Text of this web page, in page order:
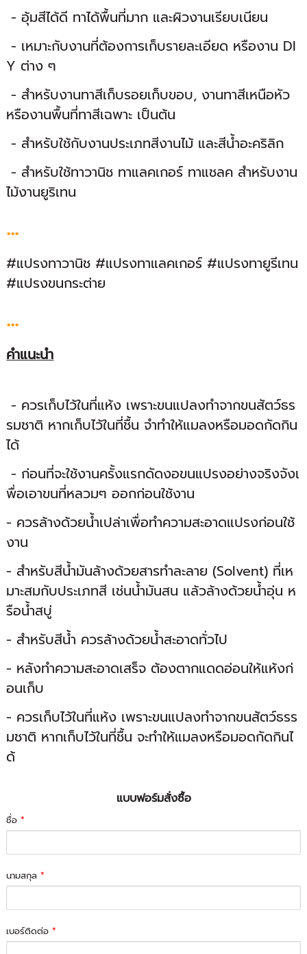
- อุ้มสีได้ดี ทาได้พื้นที่มาก และผิวงานเรียบเนียน
- เหมาะกับงานที่ต้องการเก็บรายละเอียด หรืองาน DI
Y ต่าง ๆ
- สำหรับงานทาสีเก็บรอยเก็บขอบ, งานทาสีเหนือหัว
หรืองานพื้นที่ทาสีเฉพาะ เป็นต้น
- สำหรับใช้กับงานประเภทสีงานไม้ และสีน้ำอะคริลิก
- สำหรับใช้ทาวานิช ทาแลคเกอร์ ทาแชลค สำหรับงาน
ไม้งานยูริเทน
...
#แปรงทาวานิช #แปรงทาแลคเกอร์ #แปรงทายูรีเทน
#แปรงขนกระต่าย
...
คำแนะนำ
- ควรเก็บไว้ในที่แห้ง เพราะขนแปลงทำจากขนสัตว์ธร
รมชาติ หากเก็บไว้ในที่ชื้น จำทำให้แมลงหรือมอดกัดกิน
ได้
- ก่อนที่จะใช้งานครั้งแรกดัดงอขนแปรงอย่างจริงจังเ
พื่อเอาขนที่หลวมๆ ออกก่อนใช้งาน
- ควรล้างด้วยน้ำเปล่าเพื่อทำความสะอาดแปรงก่อนใช้
งาน
- สำหรับสีน้ำมันล้างด้วยสารทำละลาย (Solvent) ที่เห
มาะสมกับประเภทสี เช่นน้ำมันสน แล้วล้างด้วยน้ำอุ่น ห
รือน้ำสบู่
- สำหรับสีน้ำ ควรล้างด้วยน้ำสะอาดทั่วไป
- หลังทำความสะอาดเสร็จ ต้องตากแดดอ่อนให้แห้งก่
อนเก็บ
- ควรเก็บไว้ในที่แห้ง เพราะขนแปลงทำจากขนสัตว์ธรร
มชาติ หากเก็บไว้ในที่ชื้น จะทำให้แมลงหรือมอดกัดกินไ
ด้
แบบฟอร์มสั่งซื้อ
ชื่อ*
นามสกุล*
เบอร์ติดต่อ*